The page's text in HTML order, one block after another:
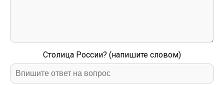
Столица России? (напишите словом)